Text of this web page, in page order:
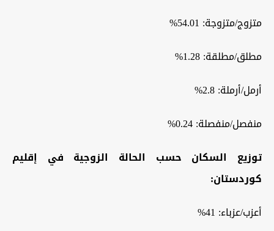
متزوج/متزوجة: 54.01%
مطلق/مطلقة: 1.28%
أرمل/أرملة: 2.8%
منفصل/منفصلة: 0.24%
توزيع السكان حسب الحالة الزوجية في إقليم
كوردستان:
أعزب/عزباء: 41%